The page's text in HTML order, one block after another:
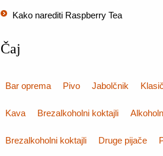
Kako narediti Raspberry Tea
Čaj
Bar oprema Pivo Jabolčnik
Kava Brezalkoholni koktajli
Brezalkoholni koktajli Druge pijače